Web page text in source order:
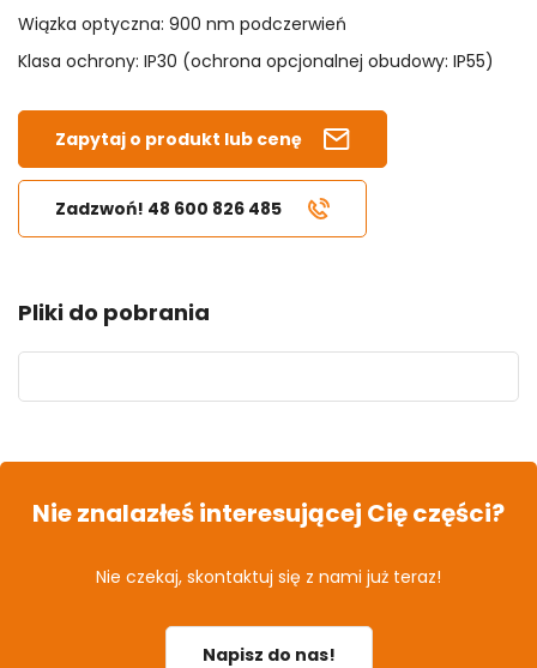
Wiązka optyczna: 900 nm podczerwień
Klasa ochrony: IP30 (ochrona opcjonalnej obudowy: IP55)
Zapytaj o produkt lub cenę
Zadzwoń! 48 600 826 485
Pliki do pobrania
Nie znalazłeś interesującej Cię części?
Nie czekaj, skontaktuj się z nami już teraz!
Napisz do nas!